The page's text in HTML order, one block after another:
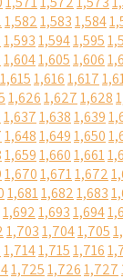
1,5821,5831,584
1,5931,5941,595
1,6041,6051,606
1,6151,6161,617
1,6261,6271,628
1,6371,6381,639
1,6481,6491,650
1,6591,6601,661
1,6701,6711,672
1,6811,6821,683
1,6921,6931,694
1,7031,7041,705
1,7141,7151,716
1,7251,7261,727